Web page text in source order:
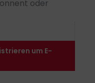
oder
um E-